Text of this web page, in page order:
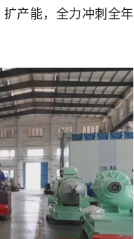
产能，全力冲刺全年